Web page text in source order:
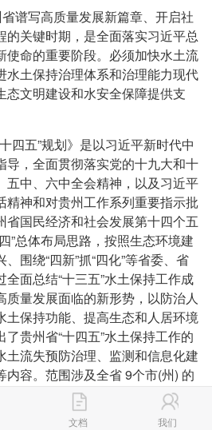
省谱写高质量发展新篇章、开启社
的关键时期，是全面落实习近平总
使命的重要阶段。必须加快水土流
水土保持治理体系和治理能力现代
态文明建设和水安全保障提供支
四五”规划》是以习近平新时代中
导，全面贯彻落实党的十九大和十
五中、六中全会精神，以及习近平
精神和对贵州工作系列重要指示批
省国民经济和社会发展第十四个五
”总体布局思路，按照生态环境建
围绕“四新”抓“四化”等省委、省
面总结“十三五”水土保持工作成
质量发展面临的新形势，以防治人
土保持功能、提高生态和人居环境
贵州省“十四五”水土保持工作的
土流失预防治理、监测和信息化建
内容。范围涉及全省 9个市(州) 的
基准年为2020 年，规划时段为
预期目标为新增水土流失预防面
文档 我们